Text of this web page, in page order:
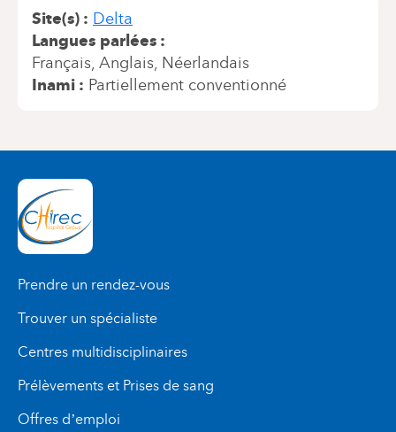
Site(s)
Delta
Langues parlées
Français Anglais Néerlandais
Inami
Partiellement conventionné
Prendre un rendez-vous
Trouver un spécialiste
Centres multidisciplinaires
Prélèvements et Prises de sang
Offres d’emploi